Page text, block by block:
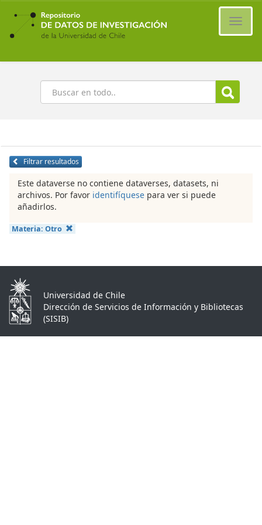
Ir
contenido
principal
Buscar
Filtrar resultados
Este dataverse no contiene dataverses, datasets, ni
archivos. Por favor identifíquese para ver si puede
añadirlos.
Materia: Otro
Universidad de Chile
Dirección de Servicios de Información y Bibliotecas
(SISIB)